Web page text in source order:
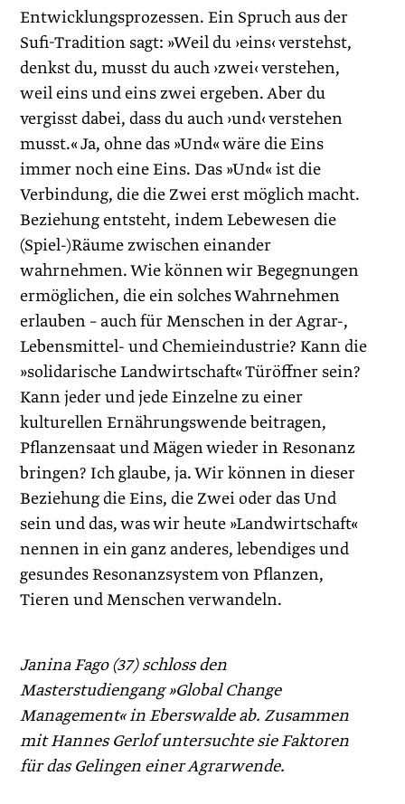
Entwicklungsprozessen. Ein Spruch aus der
Sufi-Tradition sagt: »Weil du ›eins‹ verstehst,
denkst du, musst du auch ›zwei‹ verstehen,
weil eins und eins zwei ergeben. Aber du
vergisst dabei, dass du auch ›und‹ verstehen
musst.« Ja, ohne das »Und« wäre die Eins
immer noch eine Eins. Das »Und« ist die
Verbindung, die die Zwei erst möglich macht.
Beziehung entsteht, indem Lebewesen die
(Spiel-)Räume zwischen einander
wahrnehmen. Wie können wir Begegnungen
ermöglichen, die ein solches Wahrnehmen
erlauben – auch für Menschen in der Agrar-,
Lebensmittel- und Chemieindustrie? Kann die
»solidarische Landwirtschaft« Türöffner sein?
Kann ­jeder und jede Einzelne zu einer
kulturellen Ernährungswende beitragen,
Pflanzensaat und Mägen wieder in Resonanz
bringen? Ich glaube, ja. Wir können in dieser
Beziehung die Eins, die Zwei oder das Und
sein und das, was wir heute »Landwirtschaft«
nennen in ein ganz anderes, lebendiges und
gesundes Resonanzsystem von Pflanzen,
Tieren und Menschen verwandeln.
Janina Fago (37) schloss den
Masterstudiengang »Global Change
Management« in Eberswalde ab. Zusammen
mit Hannes Gerlof ­untersuchte sie Faktoren
für das Gelingen einer Agrarwende.